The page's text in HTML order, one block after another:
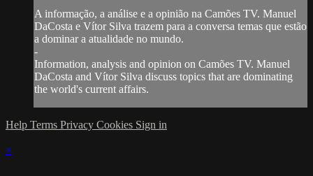
A informação, a análise e a opinião na Camões TV. Manuel
DaCosta e Vítor Silva trazem para a conversa temas que estão
a dominar a atualidade no mundo.
-
Information, analysis and opinion on Camões TV. Manuel
DaCosta and Vítor Silva discuss topics that are dominating
the world's current affairs.
Help Terms Privacy Cookies Sign in
×